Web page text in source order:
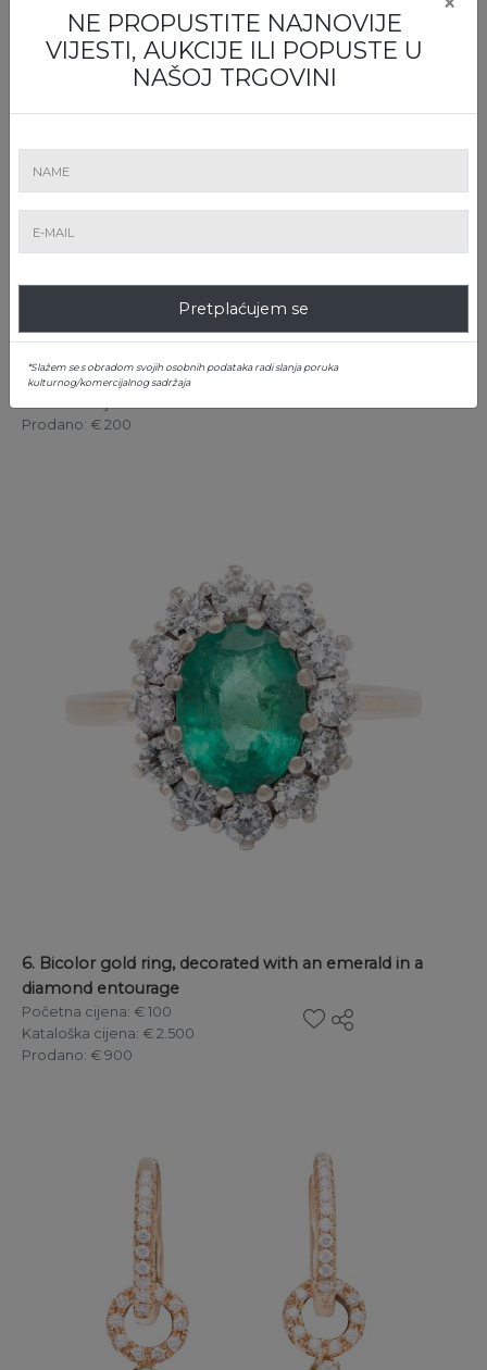
Početna cijena: € 100
Prodano: € 200
6. Bicolor gold ring, decorated with an emerald in a
diamond entourage
Početna cijena: € 100
Kataloška cijena: € 2.500
Prodano: € 900
NE PROPUSTITE NAJNOVIJE
VIJESTI, AUKCIJE ILI POPUSTE U
NAŠOJ TRGOVINI
Pretplaćujem se
*Slažem se s obradom svojih osobnih podataka radi slanja poruka
kulturnog/komercijalnog sadržaja